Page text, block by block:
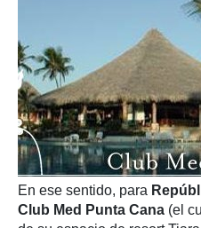
En ese sentido, para
Club Med Punta Cana (el